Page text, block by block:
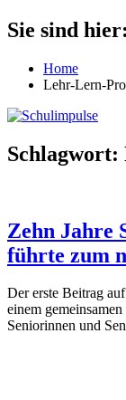
Zum
Inhalt
Schulimpulse
für
Grundschule
Sie sind hier:
Home
Lehr-Lern-
Schlagwort:
Zehn Jahre
führte zum
Der erste Beitrag
einem
Seniorinnen und